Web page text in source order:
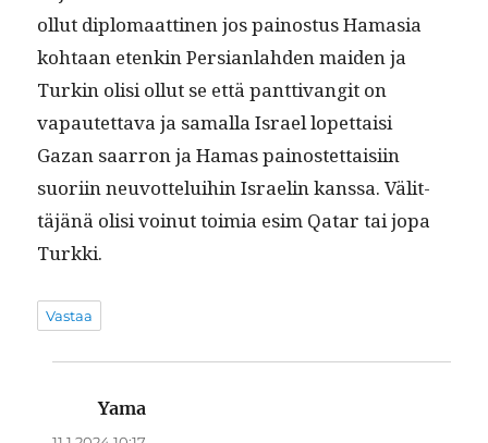
ollut diplo­maat­ti­nen jos pain­os­tus Hama­sia
kohtaan etenkin Per­sian­lah­den maid­en ja
Turkin olisi ollut se että pant­ti­van­git on
vapautet­ta­va ja samal­la Israel lopet­taisi
Gazan saar­ron ja Hamas pain­os­tet­taisi­in
suori­in neu­vot­telui­hin Israelin kanssa. Välit­
täjänä olisi voin­ut toimia esim Qatar tai jopa
Turkki.
Vastaa
Yama